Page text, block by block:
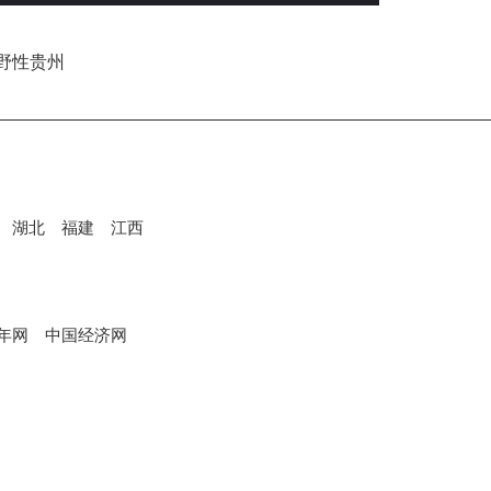
湖北 福建 江西
网 中国经济网